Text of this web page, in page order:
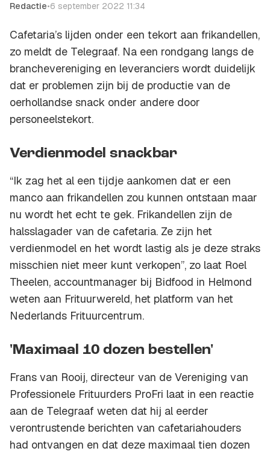
Redactie•6 september 2022 11:34
Cafetaria’s lijden onder een tekort aan frikandellen,
zo meldt de Telegraaf. Na een rondgang langs de
branchevereniging en leveranciers wordt duidelijk
dat er problemen zijn bij de productie van de
oerhollandse snack onder andere door
personeelstekort.
Verdienmodel snackbar
“Ik zag het al een tijdje aankomen dat er een
manco aan frikandellen zou kunnen ontstaan maar
nu wordt het echt te gek. Frikandellen zijn de
halsslagader van de cafetaria. Ze zijn het
verdienmodel en het wordt lastig als je deze straks
misschien niet meer kunt verkopen”, zo laat Roel
Theelen, accountmanager bij Bidfood in Helmond
weten aan Frituurwereld, het platform van het
Nederlands Frituurcentrum.
'Maximaal 10 dozen bestellen'
Frans van Rooij, directeur van de Vereniging van
Professionele Frituurders ProFri laat in een reactie
aan de Telegraaf weten dat hij al eerder
verontrustende berichten van cafetariahouders
had ontvangen en dat deze maximaal tien dozen